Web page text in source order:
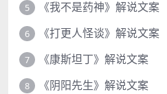
5 《我不是药神》解说文案
6 《打更人怪谈》解说文案
7 《康斯坦丁》解说文案
8 《阴阳先生》解说文案